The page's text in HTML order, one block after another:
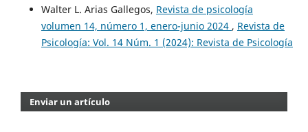
Walter L. Arias Gallegos, Revista de psicología
volumen 14, número 1, enero-junio 2024 , Revista de
Psicología: Vol. 14 Núm. 1 (2024): Revista de Psicología
Enviar un artículo